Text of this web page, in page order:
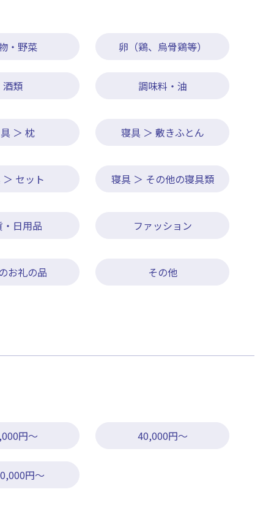
・野菜 卵（鶏、烏骨鶏等）
酒類 調味料・油
＞ 枕 寝具 ＞ 敷きふとん
セット 寝具 ＞ その他の寝具類
日用品 ファッション
お礼の品 その他
円～ 40,000円～
円～